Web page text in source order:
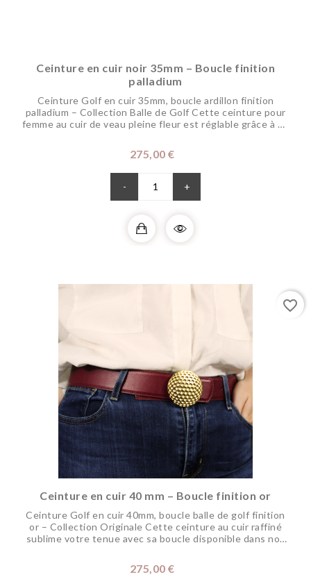
Ceinture en cuir noir 35mm – Boucle finition
palladium
Ceinture Golf en cuir 35mm, boucle ardillon finition
palladium – Collection Balle de Golf Cette ceinture pour
femme au cuir de veau pleine fleur est réglable grâce à un
subtilement alvéolée. Originale et discrète cette
ceinture peut être portée en toute...
275,00 €
- +
Ceinture en cuir 40 mm – Boucle finition or
Ceinture Golf en cuir 40mm, boucle balle de golf finition
or – Collection Originale Cette ceinture au cuir raffiné
sublime votre tenue avec sa boucle disponible dans nos
meilleure résistance en extérieur pour la pratique du golf,
275,00 €
favorite_border